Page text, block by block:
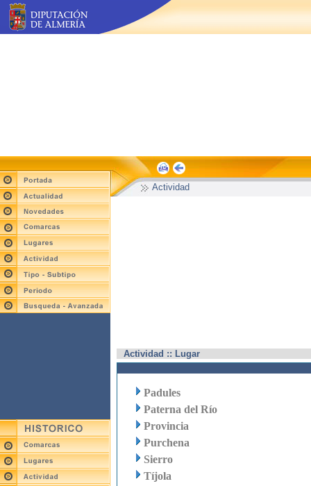
Actividad
Actividad :: Lugar
Padules
Paterna del Río
Provincia
Purchena
Sierro
Tíjola